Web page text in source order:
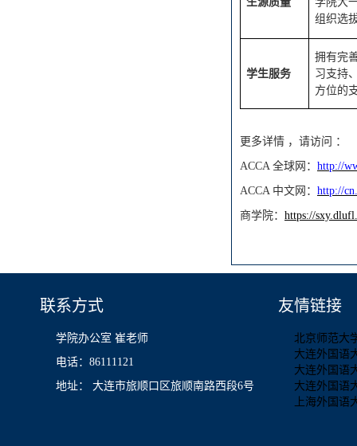
组织选
学生服务
拥有完
习支持
方位的
更多详情 ，请访问 ：
ACCA 全球网： http://
ACCA 中文网： http://
商学院： https://
联系方式
学院办公室 崔老师
电话：86111121
地址： 大连市旅顺口区旅顺南路西段6号
友情链接
北京师范大
大连外国语
大连外国语
大连外国语
上海外国语